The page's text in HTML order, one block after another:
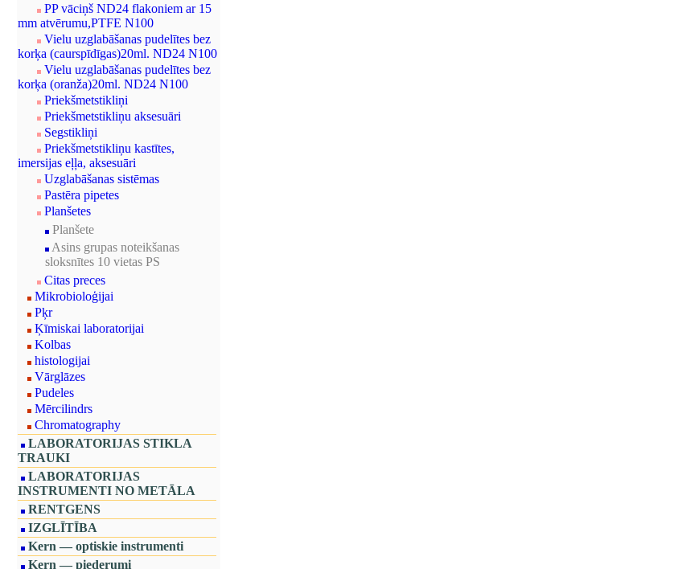
PP vāciņš ND24 flakoniem ar 15
mm atvērumu,PTFE N100
Vielu uzglabāšanas pudelītes bez
korķa (caurspīdīgas)20ml. ND24 N100
Vielu uzglabāšanas pudelītes bez
korķa (oranža)20ml. ND24 N100
Priekšmetstikliņi
Priekšmetstikliņu aksesuāri
Segstikliņi
Priekšmetstikliņu kastītes,
imersijas eļļa, aksesuāri
Uzglabāšanas sistēmas
Pastēra pipetes
Planšetes
Planšete
Asins grupas noteikšanas
sloksnītes 10 vietas PS
Citas preces
Mikrobioloģijai
Pķr
Ķīmiskai laboratorijai
Kolbas
histologijai
Vārglāzes
Pudeles
Mērcilindrs
Chromatography
LABORATORIJAS STIKLA
TRAUKI
LABORATORIJAS
INSTRUMENTI NO METĀLA
RENTGENS
IZGLĪTĪBA
Kern — optiskie instrumenti
Kern — piederumi